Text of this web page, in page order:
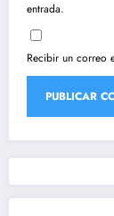
entrada.
Recibir un correo